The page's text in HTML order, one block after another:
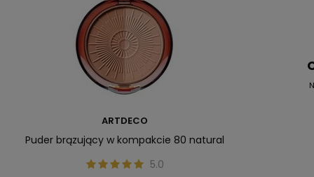
ARTDECO
Puder brązujący w kompakcie 80 natural
5.0